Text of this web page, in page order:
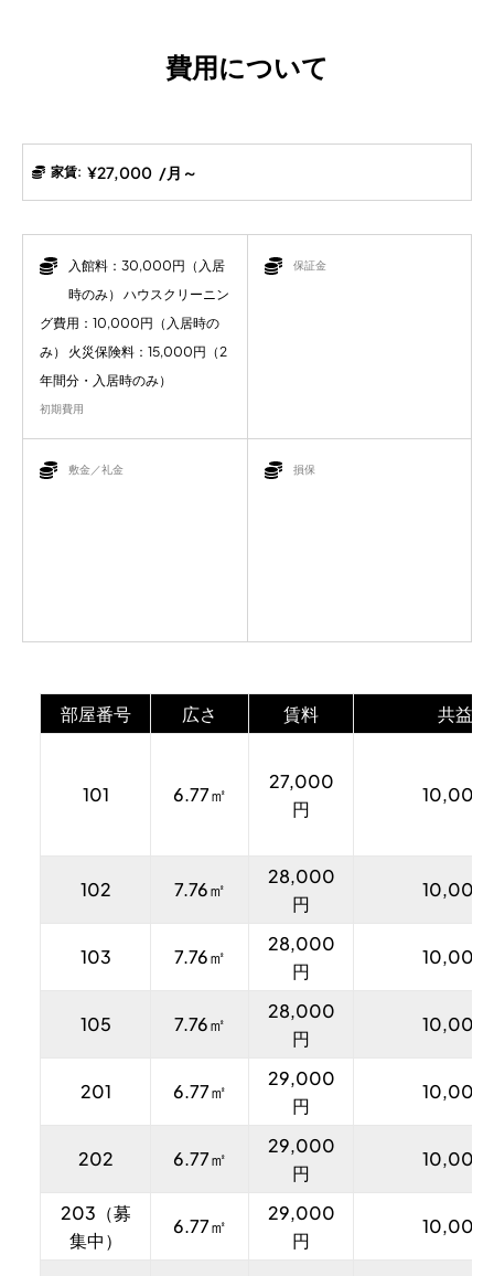
費用について
家賃: ¥27,000 /月～
入館料：30,000円（入居
時のみ） ハウスクリーニン
グ費用：10,000円（入居時の
み） 火災保険料：15,000円（2
年間分・入居時のみ）
初期費用
保証金
敷金／礼金 損保
部屋番号 広さ 賃料 共益費
101 6.77㎡
27,000
円
10,000
102 7.76㎡
28,000
円
10,000
103 7.76㎡
28,000
円
10,000
105 7.76㎡
28,000
円
10,000
201 6.77㎡
29,000
円
10,000
202 6.77㎡
29,000
円
10,000
203（募
集中）
6.77㎡
29,000
円
10,000